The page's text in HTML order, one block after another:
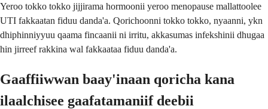
Yeroo tokko tokko jijjirama hormoonii yeroo menopause mallattoolee
UTI fakkaatan fiduu danda'a. Qorichoonni tokko tokko, nyaanni, ykn
dhiphinniyyuu qaama fincaanii ni irritu, akkasumas infekshinii dhugaa
hin jirreef rakkina wal fakkaataa fiduu danda'a.
Gaaffiiwwan baay'inaan qoricha kana
ilaalchisee gaafatamaniif deebii